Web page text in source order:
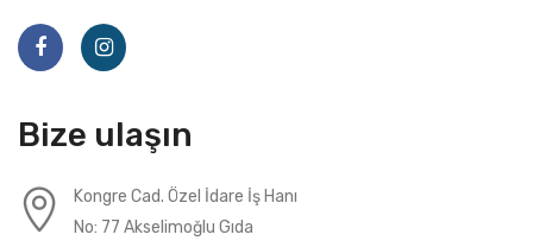
Bize ulaşın
Kongre Cad. Özel İdare İş Hanı
No: 77 Akselimoğlu Gıda